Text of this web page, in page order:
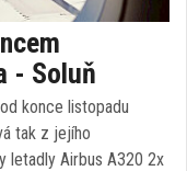
- Soluň
konce listopadu
tak z jejího
letadly Airbus A320 2x